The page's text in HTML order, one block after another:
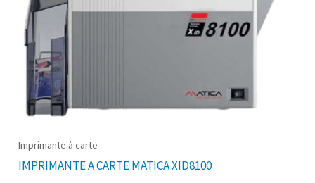
Imprimante à carte
IMPRIMANTE A CARTE MATICA XID8100